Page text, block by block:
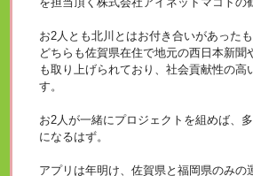
お2人とも北川とはお付き合いがあった
どちらも佐賀県在住で地元の西日本新聞
も取り上げられており、社会貢献性の高
す。
お2人が一緒にプロジェクトを組めば、
になるはず。
アプリは年明け、佐賀県と福岡県のみの